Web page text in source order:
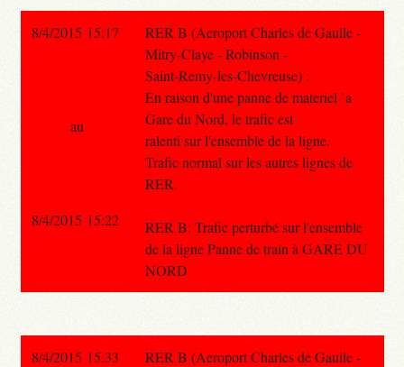
8/4/2015 15:17
RER B (Aeroport Charles de Gaulle -
Mitry-Claye - Robinson -
Saint-Remy-les-Chevreuse) :
En raison d'une panne de materiel `a
Gare du Nord, le trafic est
ralenti sur l'ensemble de la ligne.
Trafic normal sur les autres lignes de
RER.
RER B: Trafic perturbé sur l'ensemble
de la ligne Panne de train à GARE DU
NORD
au
8/4/2015 15:22
8/4/2015 15:33
RER B (Aeroport Charles de Gaulle -